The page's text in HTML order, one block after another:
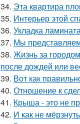
34. Эта квартира
35. Интерьер этой
36. Укладка
37. Мы
38. Жизнь за
после дождей или
39. Вот как
40. Отношение к
41. Крыша - это не
42. И как не